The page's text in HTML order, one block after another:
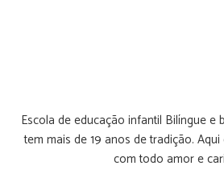
Escola de educação infantil Bilíngue e
tem mais de 19 anos de tradição.
com todo amor e